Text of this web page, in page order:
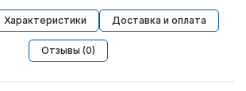
Характеристики Доставка и оплата
Отзывы (0)